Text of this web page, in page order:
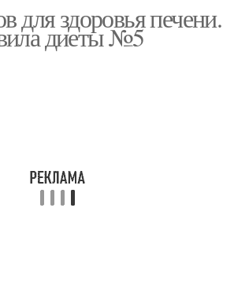
Полезный продукт
для здоровья печени.
диеты №5